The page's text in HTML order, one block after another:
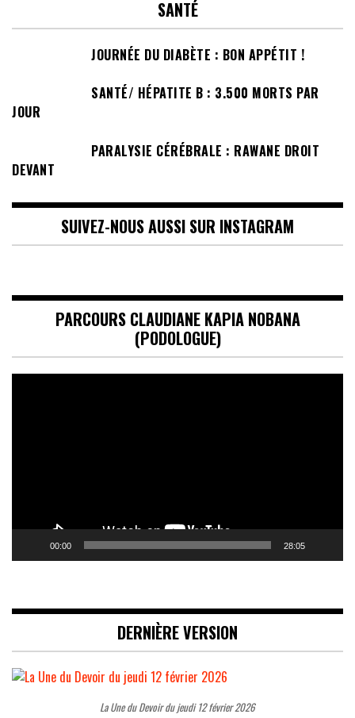
SANTÉ
JOURNÉE DU DIABÈTE : BON APPÉTIT !
SANTÉ/ HÉPATITE B : 3.500 MORTS PAR
JOUR
PARALYSIE CÉRÉBRALE : RAWANE DROIT
DEVANT
SUIVEZ-NOUS AUSSI SUR INSTAGRAM
PARCOURS CLAUDIANE KAPIA NOBANA
(PODOLOGUE)
00:00 28:05
DERNIÈRE VERSION
La Une du Devoir du jeudi 12 février 2026